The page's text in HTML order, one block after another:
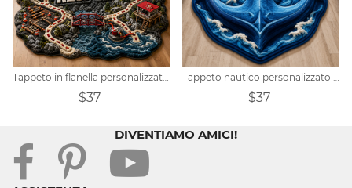
Tappeto in flanella personalizzato a tema elicotteri dei vigili del fuoco e interventi di emergenza.
$37
Tappeto nautico personalizzato con ancora
$37
DIVENTIAMO AMICI!